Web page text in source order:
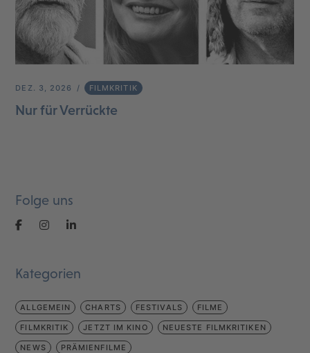
DEZ. 3, 2026 FILMKRITIK
Nur für Verrückte
Folge uns
Kategorien
ALLGEMEIN CHARTS FESTIVALS FILME
FILMKRITIK JETZT IM KINO NEUESTE FILMKRITIKEN
NEWS PRÄMIENFILME